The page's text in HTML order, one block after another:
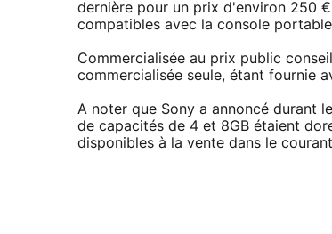
dernière pour un prix d'environ 250
compatibles avec la console
Commercialisée au prix public
commercialisée seule, étant fournie
A noter que Sony a annoncé durant
de capacités de 4 et 8GB étaient
disponibles à la vente dans le